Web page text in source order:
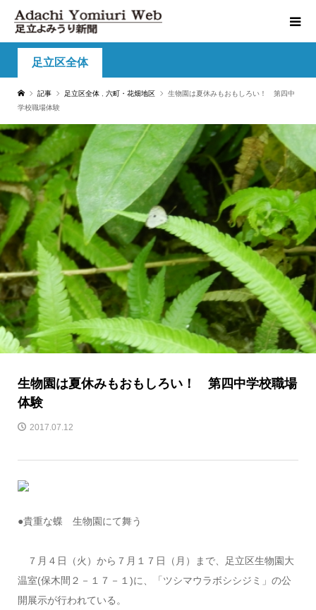
足立区全体
記事 足立区全体 六町・花畑地区
生物園は夏休みもおもしろい！ 第四中
学校職場体験
生物園は夏休みもおもしろい！ 第四中学校職場
体験
2017.07.12
●貴重な蝶 生物園にて舞う
７月４日（火）から７月１７日（月）まで、足立区生物園大
温室(保木間２－１７－１)に、「ツシマウラボシシジミ」の公
開展示が行われている。